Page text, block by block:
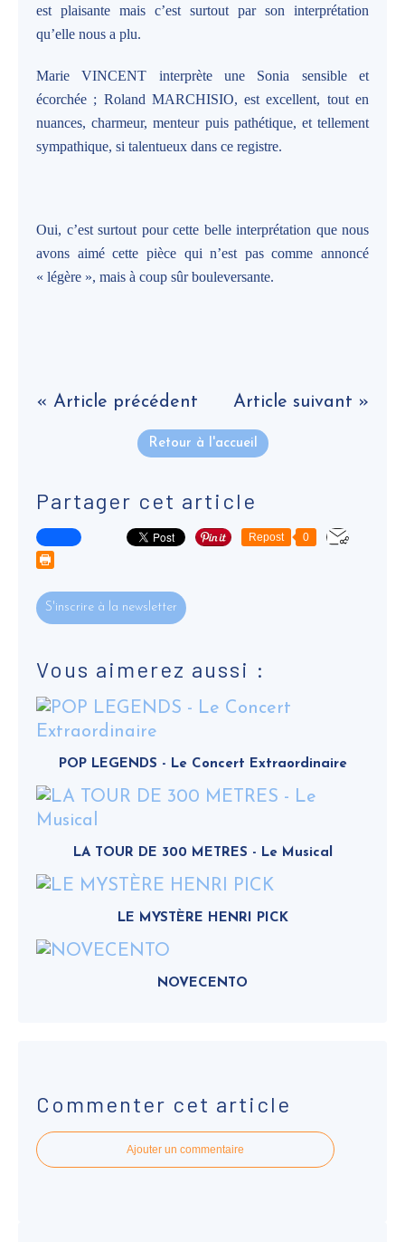
est plaisante mais c’est surtout par son interprétation
qu’elle nous a plu.
Marie VINCENT interprète une Sonia sensible et
écorchée ; Roland MARCHISIO, est excellent, tout en
nuances, charmeur, menteur puis pathétique, et tellement
sympathique, si talentueux dans ce registre.
Oui, c’est surtout pour cette belle interprétation que nous
avons aimé cette pièce qui n’est pas comme annoncé
« légère », mais à coup sûr bouleversante.
« Article précédent Article suivant »
Retour à l'accueil
Partager cet article
Repost 0
S'inscrire à la newsletter
Vous aimerez aussi :
POP LEGENDS - Le Concert Extraordinaire
LA TOUR DE 300 METRES - Le Musical
LE MYSTÈRE HENRI PICK
NOVECENTO
Commenter cet article
Ajouter un commentaire